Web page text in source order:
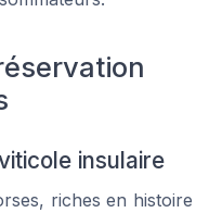
insulaire
riches en histoire